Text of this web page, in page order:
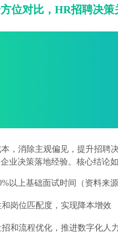
位对比，HR招聘决策
，消除主观偏见，提升招聘
业决策落地经验。核心结论如
以上基础面试时间（资料来
岗位匹配度，实现降本增效
和流程优化，推进数字化人